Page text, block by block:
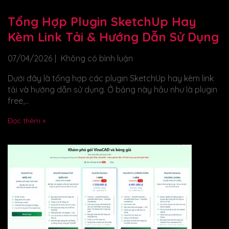
Tổng Hợp Plugin SketchUp Hay
Kèm Link Tải & Hướng Dẫn Sử Dụng
07/04/2026
Không có bình luận
Dưới đây là tổng hợp các plugin SketchUp hay kèm link
tải và hướng dẫn sử dụng. Ở bảng này hầu như là plugin
free,...
Đọc thêm »